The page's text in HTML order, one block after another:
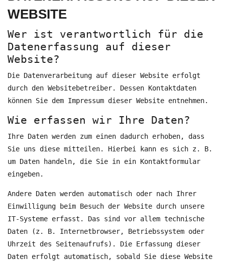
WEBSITE
Wer ist verantwortlich für die
Datenerfassung auf dieser
Website?
Die Datenverarbeitung auf dieser Website erfolgt
durch den Websitebetreiber. Dessen Kontaktdaten
können Sie dem Impressum dieser Website entnehmen.
Wie erfassen wir Ihre Daten?
Ihre Daten werden zum einen dadurch erhoben, dass
Sie uns diese mitteilen. Hierbei kann es sich z. B.
um Daten handeln, die Sie in ein Kontaktformular
eingeben.
Andere Daten werden automatisch oder nach Ihrer
Einwilligung beim Besuch der Website durch unsere
IT-Systeme erfasst. Das sind vor allem technische
Daten (z. B. Internetbrowser, Betriebssystem oder
Uhrzeit des Seitenaufrufs). Die Erfassung dieser
Daten erfolgt automatisch, sobald Sie diese Website